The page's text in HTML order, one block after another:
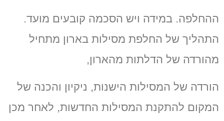
ההחלפה. במידה ויש הסכמה קובעים מועד.
התהליך של החלפת מסילות בארון מתחיל
מהורדה של הדלתות מהארון,
הורדה של המסילות הישנות, ניקיון והכנה של
המקום להתקנת המסילות החדשות, לאחר מכן